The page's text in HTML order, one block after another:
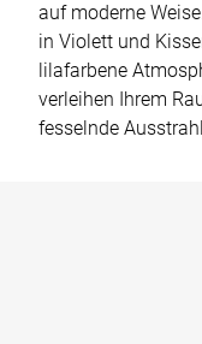
auf moderne
in Violett und
lilafarbene
verleihen Ihrem
fesselnde